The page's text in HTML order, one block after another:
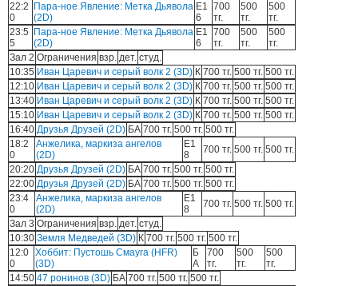
22:2
0
Пара-ное Явление: Метка Дьявола
(2D)
E1
6
700
тг.
500
тг.
500
тг.
23:5
5
Пара-ное Явление: Метка Дьявола
(2D)
E1
6
700
тг.
500
тг.
500
тг.
Зал 2 Ограничения взр. дет. студ.
10:35 Иван Царевич и серый волк 2 (3D) К 700 тг. 500 тг. 500 тг.
12:10 Иван Царевич и серый волк 2 (3D) К 700 тг. 500 тг. 500 тг.
13:40 Иван Царевич и серый волк 2 (3D) К 700 тг. 500 тг. 500 тг.
15:10 Иван Царевич и серый волк 2 (3D) К 700 тг. 500 тг. 500 тг.
16:40 Друзья Друзей (2D) БА 700 тг. 500 тг. 500 тг.
18:2
0
Анжелика, маркиза ангелов
(2D)
Е1
8
700 тг. 500 тг. 500 тг.
20:20 Друзья Друзей (2D) БА 700 тг. 500 тг. 500 тг.
22:00 Друзья Друзей (2D) БА 700 тг. 500 тг. 500 тг.
23:4
0
Анжелика, маркиза ангелов
(2D)
Е1
8
700 тг. 500 тг. 500 тг.
Зал 3 Ограничения взр. дет. студ.
10:30 Земля Медведей (3D) К 700 тг. 500 тг. 500 тг.
12:0
0
Хоббит: Пустошь Смауга (HFR)
(3D)
Б
А
700
тг.
500
тг.
500
тг.
14:50 47 ронинов (3D) БА 700 тг. 500 тг. 500 тг.